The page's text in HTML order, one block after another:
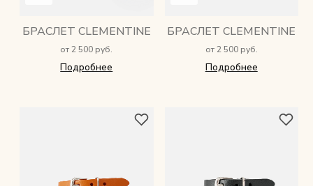
БРАСЛЕТ CLEMENTINE
от 2 500 руб.
Подробнее
БРАСЛЕТ CLEMENTINE
от 2 500 руб.
Подробнее